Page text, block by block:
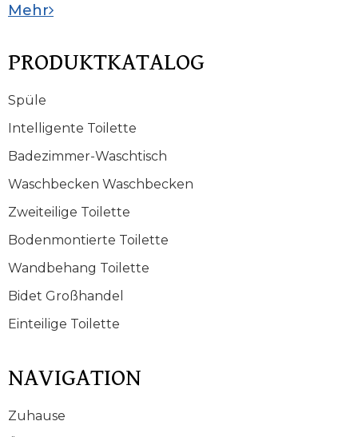
Mehr
PRODUKTKATALOG
Spüle
Intelligente Toilette
Badezimmer-Waschtisch
Waschbecken Waschbecken
Zweiteilige Toilette
Bodenmontierte Toilette
Wandbehang Toilette
Bidet Großhandel
Einteilige Toilette
NAVIGATION
Zuhause